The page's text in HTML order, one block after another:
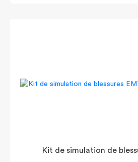
Kit de simulation de